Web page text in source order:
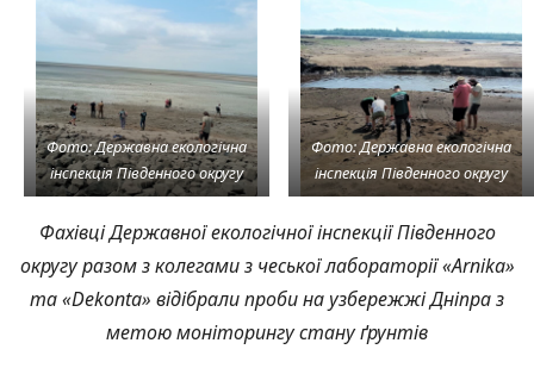
Фото: Державна екологічна
інспекція Південного округу
Фото: Державна екологічна
інспекція Південного округу
Фахівці Державної екологічної інспекції Південного
округу разом з колегами з чеської лабораторії «Аrnika»
та «Dekonta» відібрали проби на узбережжі Дніпра з
метою моніторингу стану ґрунтів